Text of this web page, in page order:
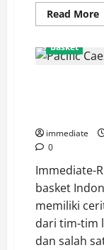
Read More
Basket
immediate
0
Immediate-
basket
memiliki
dari tim-tim
dan salah